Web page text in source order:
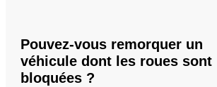
Pouvez-vous remorquer un
véhicule dont les roues sont
bloquées ?